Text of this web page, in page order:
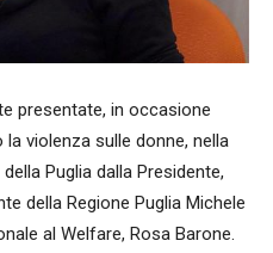
presentate, in occasione
violenza sulle donne, nella
Puglia dalla Presidente,
della Regione Puglia Michele
al Welfare, Rosa Barone.